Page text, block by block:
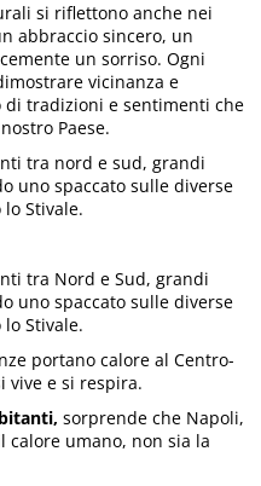
si riflettono anche nei
abbraccio sincero, un
un sorriso. Ogni
vicinanza e
di tradizioni e sentimenti che
Paese.
tra nord e sud, grandi
uno spaccato sulle diverse
Stivale.
tra Nord e Sud, grandi
uno spaccato sulle diverse
Stivale.
portano calore al Centro-
vive e si respira.
sorprende che Napoli,
calore umano, non sia la